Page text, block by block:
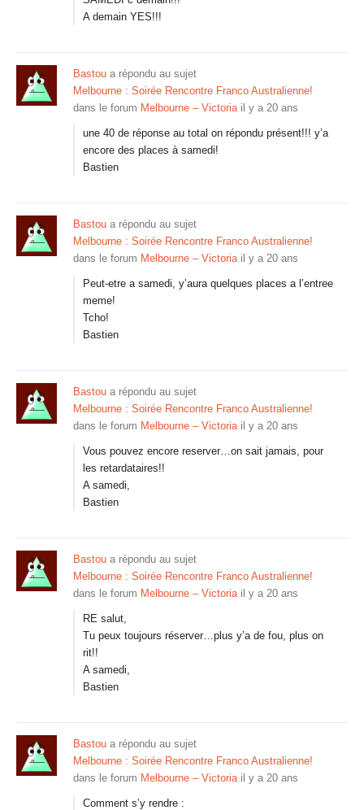
A demain YES!!!
Bastou a répondu au sujet
Melbourne : Soirée Rencontre Franco Australienne!
dans le forum Melbourne – Victoria il y a 20 ans
une 40 de réponse au total on répondu présent!!! y’a
encore des places à samedi!
Bastien
Bastou a répondu au sujet
Melbourne : Soirée Rencontre Franco Australienne!
dans le forum Melbourne – Victoria il y a 20 ans
Peut-etre a samedi, y’aura quelques places a l’entree
meme!
Tcho!
Bastien
Bastou a répondu au sujet
Melbourne : Soirée Rencontre Franco Australienne!
dans le forum Melbourne – Victoria il y a 20 ans
Vous pouvez encore reserver…on sait jamais, pour
les retardataires!!
A samedi,
Bastien
Bastou a répondu au sujet
Melbourne : Soirée Rencontre Franco Australienne!
dans le forum Melbourne – Victoria il y a 20 ans
RE salut,
Tu peux toujours réserver…plus y’a de fou, plus on
rit!!
A samedi,
Bastien
Bastou a répondu au sujet
Melbourne : Soirée Rencontre Franco Australienne!
dans le forum Melbourne – Victoria il y a 20 ans
Comment s’y rendre :